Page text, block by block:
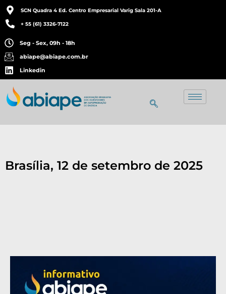
SCN Quadra 4 Ed. Centro Empresarial Varig Sala 201-A
+ 55 (61) 3326-7122
Seg - Sex, 09h - 18h
abiape@abiape.com.br
Linkedin
Brasília, 12 de setembro de 2025